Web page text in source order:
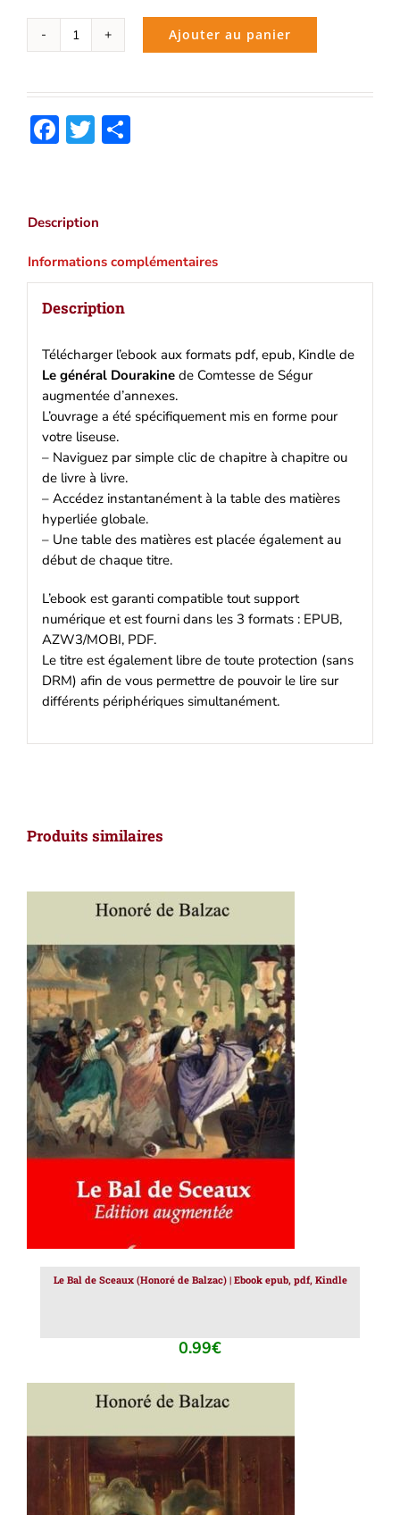
quantité
Dourakine
(Comtesse
Ebook
pdf,
Ajouter au panier
Facebook
Twitter
Description
Informations complémentaires
Description
Télécharger l’ebook aux formats pdf, epub, Kindle de
Le général Dourakinede Comtesse de Ségur
augmentée d’annexes.
L’ouvrage a été spécifiquement mis en forme pour
votre liseuse.
– Naviguez par simple clic de chapitre à chapitre ou
de livre à livre.
– Accédez instantanément à la table des matières
hyperliée globale.
– Une table des matières est placée également au
début de chaque titre.
L’ebook est garanti compatible tout support
numérique et est fourni dans les 3 formats : EPUB,
AZW3/MOBI, PDF.
Le titre est également libre de toute protection (sans
DRM) afin de vous permettre de pouvoir le lire sur
différents périphériques simultanément.
Produits similaires
AJOUTER AU PANIER / DÉTAILS
Le Bal de Sceaux (Honoré de Balzac) | Ebook epub, pdf, Kindle
0.99€